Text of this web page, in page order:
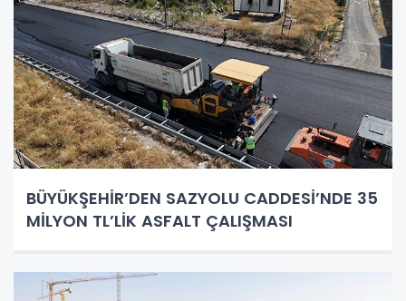
BÜYÜKŞEHİR’DEN SAZYOLU CADDESİ’NDE 35
MİLYON TL’LİK ASFALT ÇALIŞMASI